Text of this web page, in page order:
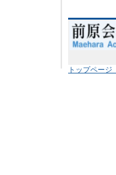
トップページ